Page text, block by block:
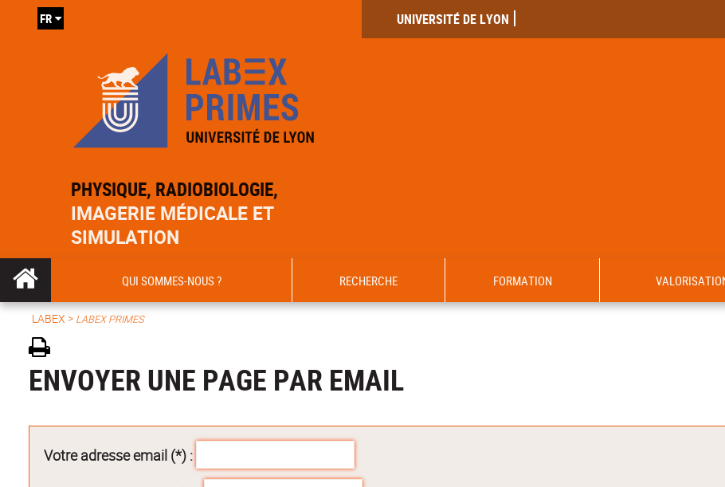
PHYSIQUE, RADIOBIOLOGIE,
IMAGERIE MÉDICALE ET
SIMULATION
UNIVERSITÉ DE LYON
FR
QUI SOMMES-NOUS ? RECHERCHE FORMATION
LABEX > LABEX PRIMES
ENVOYER UNE PAGE PAR EMAIL
Votre adresse email (*) :